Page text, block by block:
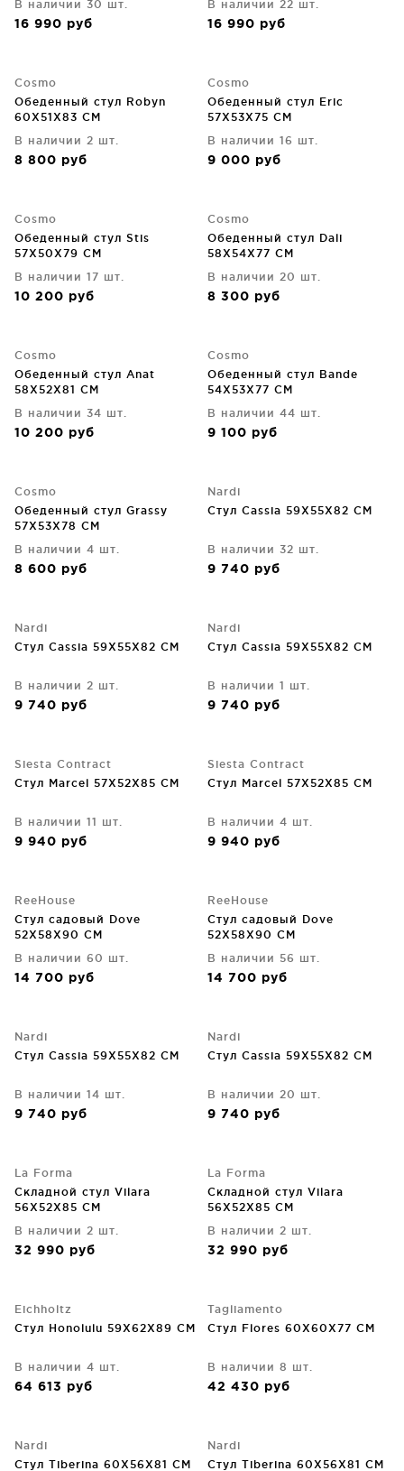
В наличии 30 шт.
16 990 руб
В наличии 22 шт.
16 990 руб
Cosmo
Обеденный стул Robyn
60X51X83 CM
В наличии 2 шт.
8 800 руб
Cosmo
Обеденный стул Eric
57X53X75 CM
В наличии 16 шт.
9 000 руб
Cosmo
Обеденный стул Stis
57X50X79 CM
В наличии 17 шт.
10 200 руб
Cosmo
Обеденный стул Dali
58X54X77 CM
В наличии 20 шт.
8 300 руб
Cosmo
Обеденный стул Anat
58X52X81 CM
В наличии 34 шт.
10 200 руб
Cosmo
Обеденный стул Bande
54X53X77 CM
В наличии 44 шт.
9 100 руб
Cosmo
Обеденный стул Grassy
57X53X78 CM
В наличии 4 шт.
8 600 руб
Nardi
Стул Cassia 59X55X82 CM
В наличии 32 шт.
9 740 руб
Nardi
Стул Cassia 59X55X82 CM
В наличии 2 шт.
9 740 руб
Nardi
Стул Cassia 59X55X82 CM
В наличии 1 шт.
9 740 руб
Siesta Contract
Стул Marcel 57X52X85 CM
В наличии 11 шт.
9 940 руб
Siesta Contract
Стул Marcel 57X52X85 CM
В наличии 4 шт.
9 940 руб
ReeHouse
Стул садовый Dove
52X58X90 CM
В наличии 60 шт.
14 700 руб
ReeHouse
Стул садовый Dove
52X58X90 CM
В наличии 56 шт.
14 700 руб
Nardi
Стул Cassia 59X55X82 CM
В наличии 14 шт.
9 740 руб
Nardi
Стул Cassia 59X55X82 CM
В наличии 20 шт.
9 740 руб
La Forma
Складной стул Vilara
56X52X85 CM
В наличии 2 шт.
32 990 руб
La Forma
Складной стул Vilara
56X52X85 CM
В наличии 2 шт.
32 990 руб
Eichholtz
Стул Honolulu 59X62X89 CM
В наличии 4 шт.
64 613 руб
Tagliamento
Стул Flores 60X60X77 CM
В наличии 8 шт.
42 430 руб
Nardi
Стул Tiberina 60X56X81 CM
Nardi
Стул Tiberina 60X56X81 CM